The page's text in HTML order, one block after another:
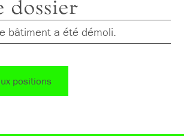
dossier
bâtiment a été démoli.
positions